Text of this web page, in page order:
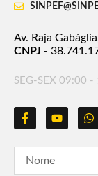
Av. Raja
CNPJ -
SEG-SEX 09:00 -